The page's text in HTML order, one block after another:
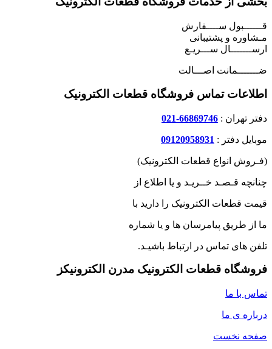
قــــــبول ســــفارش
مـشاوره و پشتیبانی
ارســـــــال ســـریـع
ضـــــــمانت اصـــالت
اطلاعات تماس فروشگاه قطعات الکترونیک
دفتر تهران : 66869746-021
موبایل دفتر : 09120958931
(فـروش انواع قطعات الکترونیک)
چنانچه قـصـد خــریـد و یا اطلاع از
قیمت قطعات الکترونیک را دارید با
ما از طریق پیامرسان ها و یا شماره
تلفن های تماس در ارتباط باشیـد.
فروشگاه قطعات الکترونیک مدرن الکترونیکز
تماس با ما
درباره ی ما
صفحه نخست